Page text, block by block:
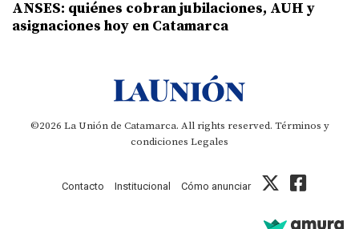
ANSES: quiénes cobran jubilaciones, AUH y
asignaciones hoy en Catamarca
©2026 La Unión de Catamarca. All rights reserved. Términos y
condiciones Legales
Contacto Institucional Cómo anunciar